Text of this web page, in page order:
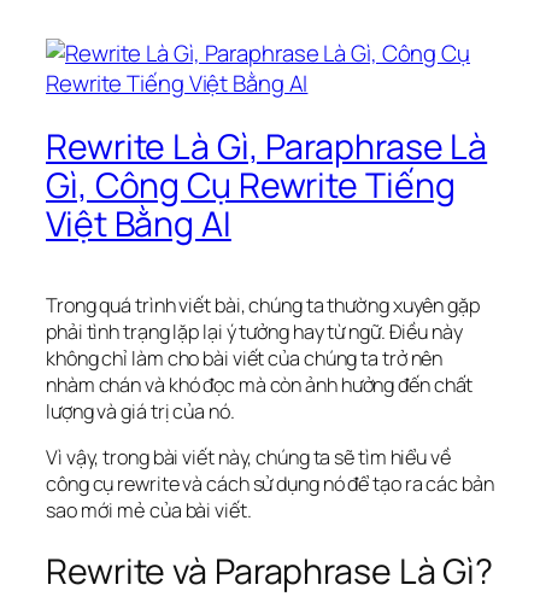
Rewrite Là Gì, Paraphrase Là
Gì, Công Cụ Rewrite Tiếng
Việt Bằng AI
Trong quá trình viết bài, chúng ta thường xuyên gặp
phải tình trạng lặp lại ý tưởng hay từ ngữ. Điều này
không chỉ làm cho bài viết của chúng ta trở nên
nhàm chán và khó đọc mà còn ảnh hưởng đến chất
lượng và giá trị của nó.
Vì vậy, trong bài viết này, chúng ta sẽ tìm hiểu về
công cụ rewrite và cách sử dụng nó để tạo ra các bản
sao mới mẻ của bài viết.
Rewrite và Paraphrase Là Gì?